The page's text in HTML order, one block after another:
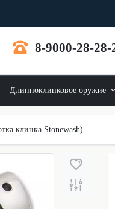
8-9000-28-28-
Длинноклинковое оружие
клинка Stonewash)